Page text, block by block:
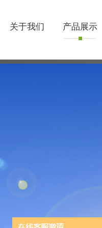
关于我们 产品展示